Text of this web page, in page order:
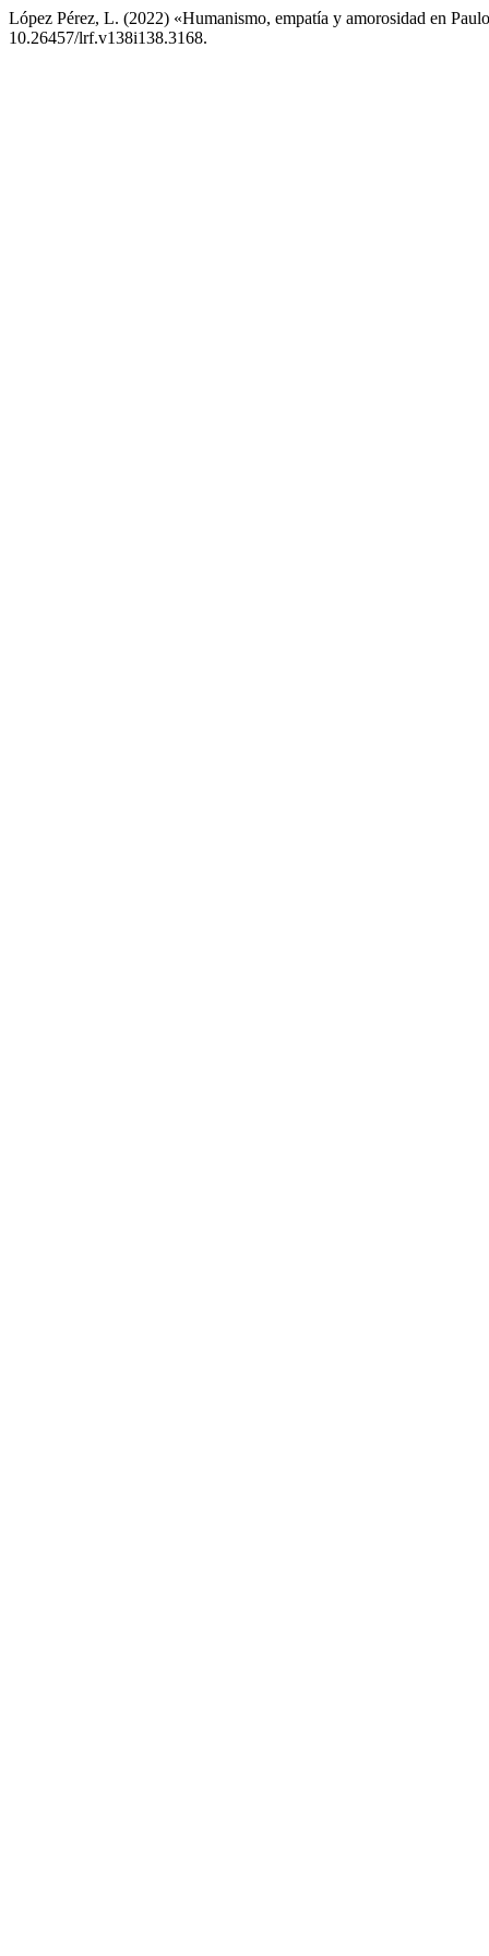
López Pérez, L. (2022) «Humanismo, empatía y amorosidad en
10.26457/lrf.v138i138.3168.